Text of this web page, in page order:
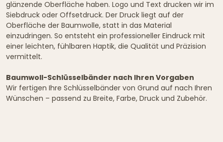
glänzende Oberfläche haben. Logo und Text drucken wir im
Siebdruck oder Offsetdruck. Der Druck liegt auf der
Oberfläche der Baumwolle, statt in das Material
einzudringen. So entsteht ein professioneller Eindruck mit
einer leichten, fühlbaren Haptik, die Qualität und Präzision
vermittelt.
Baumwoll-Schlüsselbänder nach Ihren Vorgaben
Wir fertigen Ihre Schlüsselbänder von Grund auf nach Ihren
Wünschen – passend zu Breite, Farbe, Druck und Zubehör.